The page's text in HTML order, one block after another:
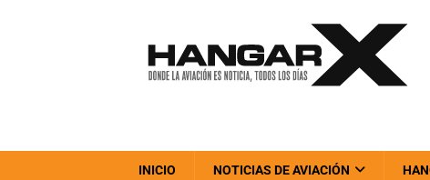
INICIO NOTICIAS DE AVIACIÓN